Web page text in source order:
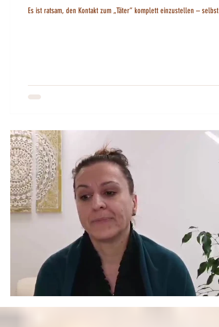
Es ist ratsam, den Kontakt zum „Täter“ komplett einzustellen –